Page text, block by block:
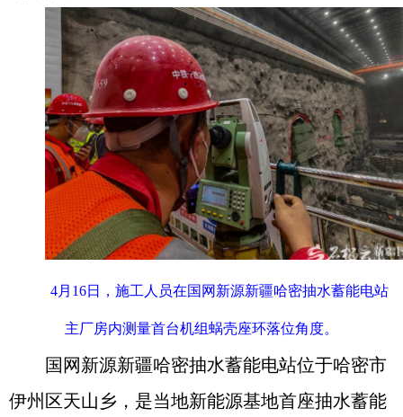
4月16日，施工人员在国网新源新疆哈密抽水蓄能电站
主厂房内测量首台机组蜗壳座环落位角度。
国网新源新疆哈密抽水蓄能电站位于哈密市
伊州区天山乡，是当地新能源基地首座抽水蓄能